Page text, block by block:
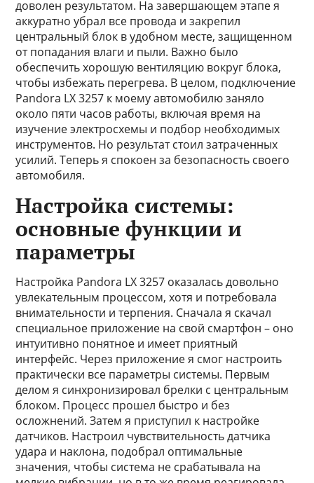
доволен результатом. На завершающем этапе я
аккуратно убрал все провода и закрепил
центральный блок в удобном месте, защищенном
от попадания влаги и пыли. Важно было
обеспечить хорошую вентиляцию вокруг блока,
чтобы избежать перегрева. В целом, подключение
Pandora LX 3257 к моему автомобилю заняло
около пяти часов работы, включая время на
изучение электросхемы и подбор необходимых
инструментов. Но результат стоил затраченных
усилий. Теперь я спокоен за безопасность своего
автомобиля.
Настройка системы:
основные функции и
параметры
Настройка Pandora LX 3257 оказалась довольно
увлекательным процессом, хотя и потребовала
внимательности и терпения. Сначала я скачал
специальное приложение на свой смартфон – оно
интуитивно понятное и имеет приятный
интерфейс. Через приложение я смог настроить
практически все параметры системы. Первым
делом я синхронизировал брелки с центральным
блоком. Процесс прошел быстро и без
осложнений. Затем я приступил к настройке
датчиков. Настроил чувствительность датчика
удара и наклона, подобрал оптимальные
значения, чтобы система не срабатывала на